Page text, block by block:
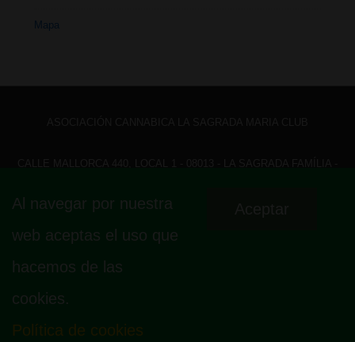
Mapa
Menú
pie
de
página
Fundamento legal
© 2026 La Sagrada Maria Club
Al navegar por nuestra
web aceptas el uso que
hacemos de las
cookies.
Política de cookies